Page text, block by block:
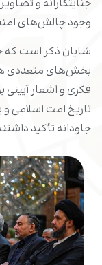
جنایتکارانه و
وجود چالش‌های
شایان ذکر است که
بخش‌های متعددی
فکری و اشعار
تاریخ امت اسلامی
جاودانه تأکید